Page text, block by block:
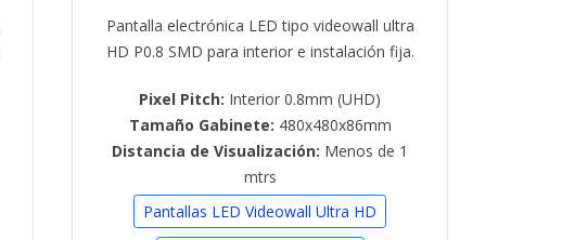
Pantalla electrónica LED tipo videowall ultra
HD P0.8 SMD para interior e instalación fija.
Pixel Pitch: Interior 0.8mm (UHD)
Tamaño Gabinete: 480x480x86mm
Distancia de Visualización: Menos de 1
mtrs
Pantallas LED Videowall Ultra HD